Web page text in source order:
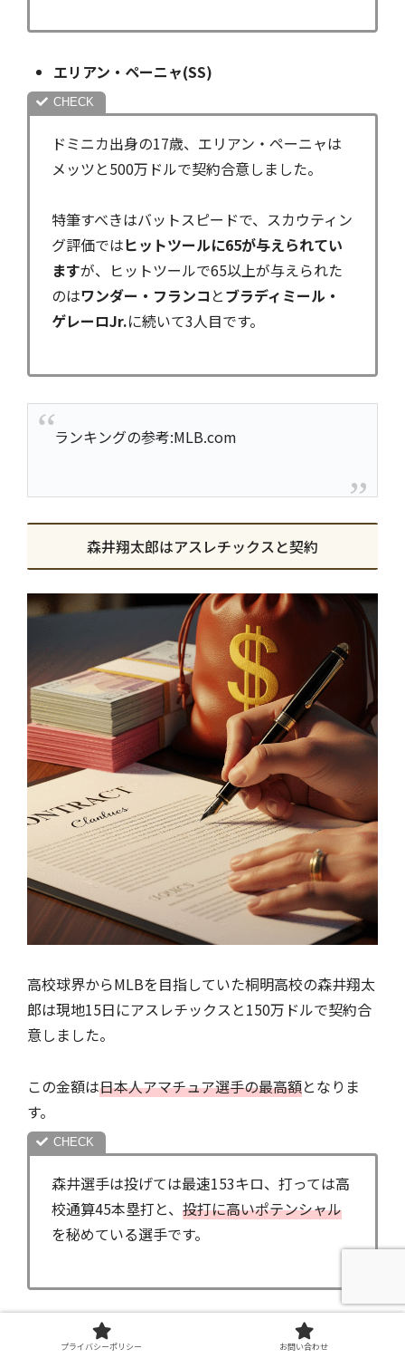
エリアン・ペーニャ(SS)
ドミニカ出身の17歳、エリアン・ペーニャは
メッツと500万ドルで契約合意しました。
特筆すべきはバットスピードで、スカウティン
グ評価ではヒットツールに65が与えられてい
ますが、ヒットツールで65以上が与えられた
のはワンダー・フランコ とブラディミール・
ゲレーロJr.に続いて3人目です。
ランキングの参考:MLB.com
森井翔太郎はアスレチックスと契約
高校球界からMLBを目指していた桐明高校の森井翔太
郎は現地15日にアスレチックスと150万ドルで契約合
意しました。
この金額は日本人アマチュア選手の最高額となりま
す。
森井選手は投げては最速153キロ、打っては高
校通算45本塁打と、 投打に高いポテンシャル
を秘めている選手です。
高校球界から
NPBを経由せず直接米国球界にチャレン
プライバシーポリシー お問い合わせ